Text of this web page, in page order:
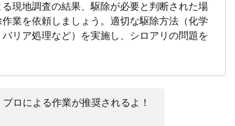
現地調査の結果、駆除が必要と判断された場
業を依頼しましょう。適切な駆除方法（化学
リア処理など）を実施し、シロアリの問題を
ロによる作業が推奨されるよ！